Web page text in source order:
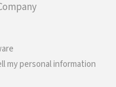
my personal information